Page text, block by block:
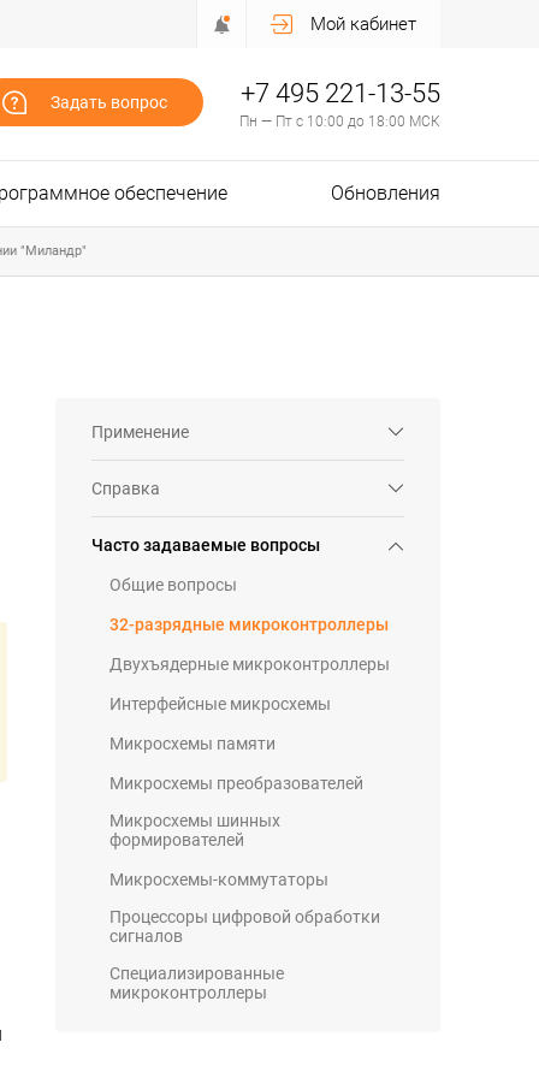
Мой кабинет
Задать вопрос +7 495 221-13-55
Пн — Пт с 10:00 до 18:00 МСК
обеспечение Обновления
"Миландр"
Применение
Справка
Часто задаваемые вопросы
Общие вопросы
32-разрядные микроконтроллеры
Двухъядерные микроконтроллеры
Интерфейсные микросхемы
Микросхемы памяти
Микросхемы преобразователей
Микросхемы шинных
формирователей
Микросхемы-коммутаторы
Процессоры цифровой обработки
сигналов
Специализированные
микроконтроллеры